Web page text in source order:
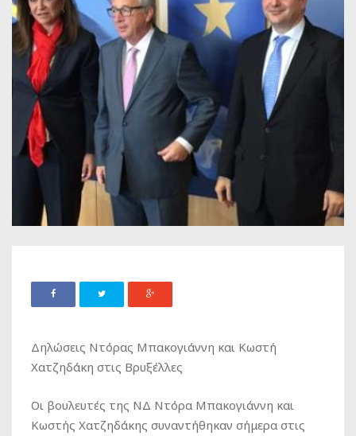
Δηλώσεις Ντόρας Μπακογιάννη και Κωστή
Χατζηδάκη στις Βρυξέλλες
Οι βουλευτές της ΝΔ Ντόρα Μπακογιάννη και
Κωστής Χατζηδάκης συναντήθηκαν σήμερα στις